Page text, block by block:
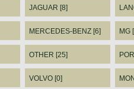
JAGUAR [8]
MERCEDES-BENZ [6] MG
OTHER [25]
VOLVO [0]